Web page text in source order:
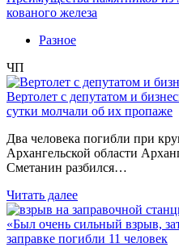
кованого железа
Разное
ЧП
Вертолет с депутатом и
сутки молчали об их пропаже
Два человека погибли при
Архангельской области
Сметанин разбился…
Читать далее
«Был очень сильный взрыв,
заправке погибли 11 человек